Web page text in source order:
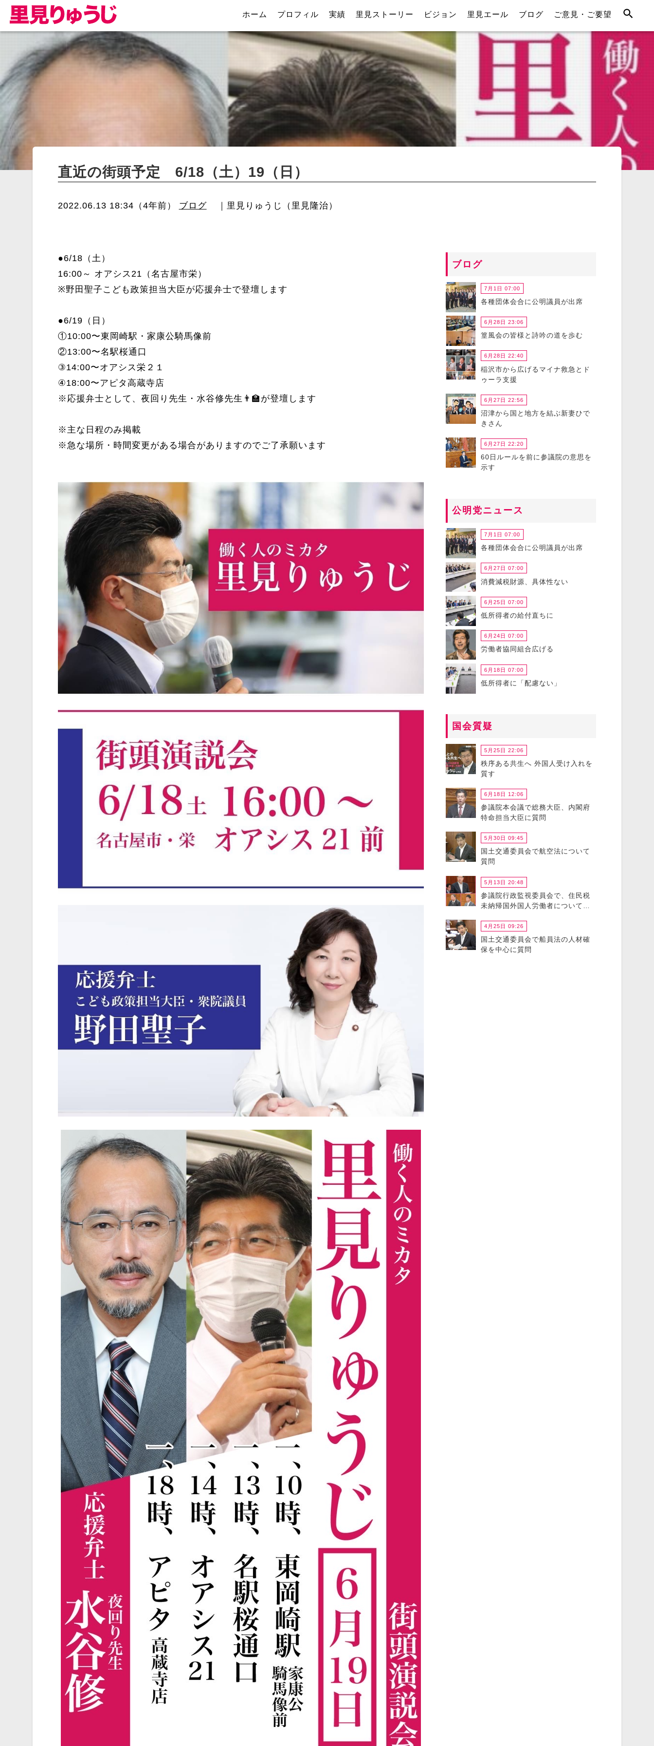
ホーム プロフィル 実績 里見ストーリー ビジョン 里見エール ブログ ご意見・ご要望
直近の街頭予定 6/18（土）19（日）
2022.06.13 18:34（4年前） ブログ ｜里見りゅうじ（里見隆治）
●6/18（土）
16:00～ オアシス21（名古屋市栄）
※野田聖子こども政策担当大臣が応援弁士で登壇します
●6/19（日）
①10:00〜東岡崎駅・家康公騎馬像前
②13:00〜名駅桜通口
③14:00〜オアシス栄２１
④18:00〜アピタ高蔵寺店
※応援弁士として、夜回り先生・水谷修先生👨‍🏫が登壇します
※主な日程のみ掲載
※急な場所・時間変更がある場合がありますのでご了承願います
ブログ
7月1日 07:00
各種団体会合に公明議員が出席
6月28日 23:06
篁風会の皆様と詩吟の道を歩む
6月28日 22:40
稲沢市から広げるマイナ救急とド
ゥーラ支援
6月27日 22:56
沼津から国と地方を結ぶ新妻ひで
きさん
6月27日 22:20
60日ルールを前に参議院の意思を
示す
公明党ニュース
7月1日 07:00
各種団体会合に公明議員が出席
6月27日 07:00
消費減税財源、具体性ない
6月25日 07:00
低所得者の給付直ちに
6月24日 07:00
労働者協同組合広げる
6月18日 07:00
低所得者に「配慮ない」
国会質疑
5月25日 22:06
秩序ある共生へ 外国人受け入れを
質す
6月18日 12:06
参議院本会議で総務大臣、内閣府
特命担当大臣に質問
5月30日 09:45
国土交通委員会で航空法について
質問
5月13日 20:48
参議院行政監視委員会で、住民税
未納帰国外国人労働者について政
4月25日 09:26
国土交通委員会で船員法の人材確
保を中心に質問